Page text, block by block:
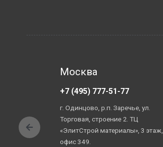
Москва
+7 (495) 777-51-77
г. Одинцово, р.п. Заречье, ул.
Торговая, строение 2. ТЦ
«ЭлитСтрой материалы», 3 этаж,
офис 349.